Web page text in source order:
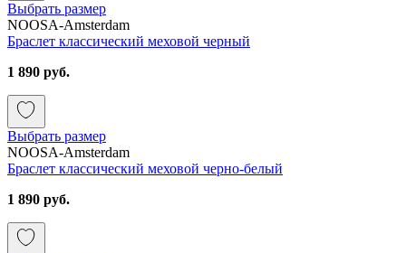
Выбрать размер
NOOSA-Amsterdam
Браслет классический меховой черный
1 890 руб.
Выбрать размер
NOOSA-Amsterdam
Браслет классический меховой черно-белый
1 890 руб.